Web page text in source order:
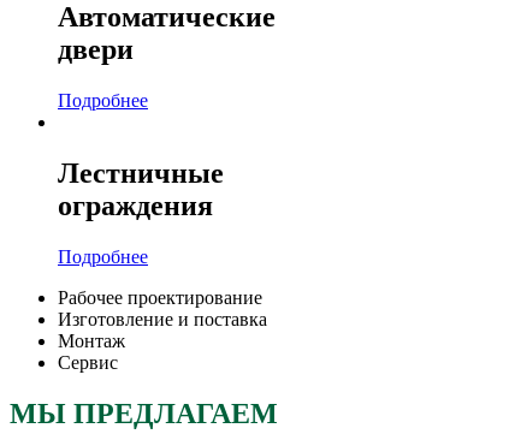
Автоматические
двери
Подробнее
Лестничные
ограждения
Подробнее
Рабочее проектирование
Изготовление и поставка
Монтаж
Сервис
МЫ ПРЕДЛАГАЕМ